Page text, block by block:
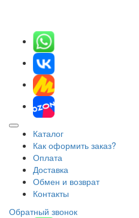
Каталог
Как оформить заказ?
Оплата
Доставка
Обмен и возврат
Контакты
Обратный звонок